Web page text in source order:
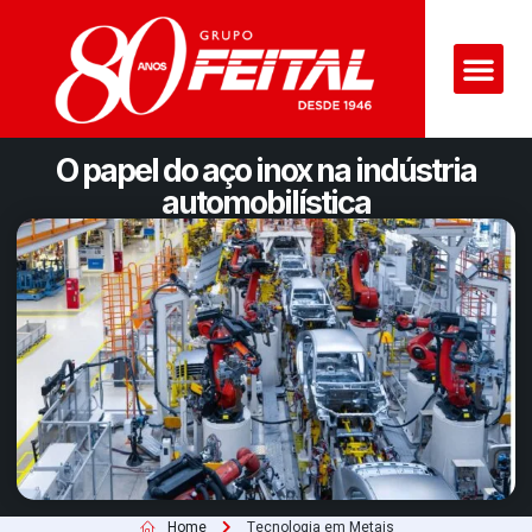
O papel do aço inox na indústria
automobilística
Home Tecnologia em Metais